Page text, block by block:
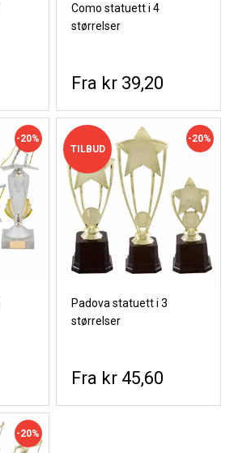
Como statuett i 4
størrelser
kr 39,20
-20%
TILBUD
Padova statuett i 3
størrelser
-20%
kr 45,60
-20%